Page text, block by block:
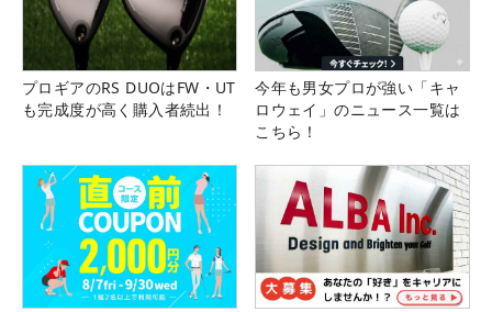
プロギアのRS DUOはFW・UT
も完成度が高く購入者続出！
今年も男女プロが強い「キャ
ロウェイ」のニュース一覧は
こちら！